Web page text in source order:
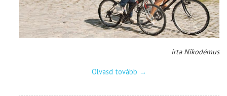
írta Nikodémus
Olvasd tovább →